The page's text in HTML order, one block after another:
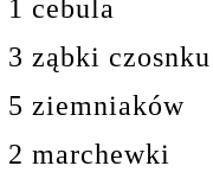
1 cebula
3 ząbki czosnku
5 ziemniaków
2 marchewki